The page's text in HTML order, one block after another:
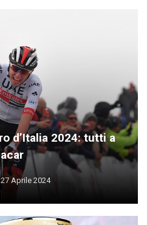
d’Italia 2024: tutti a
27 Aprile 2024